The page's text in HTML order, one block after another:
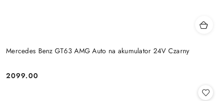
Mercedes Benz GT63 AMG Auto na akumulator 24V Czarny
Cena:
2099.00